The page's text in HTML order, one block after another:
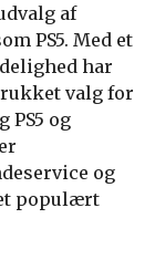
af
PS5. Med et
har
valg for
PS5 og
og
populært